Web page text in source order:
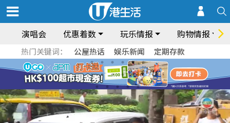
演唱会 优惠着数 玩乐情报 购物情报
热门关键词： 公屋热话 娱乐新闻 定期存款